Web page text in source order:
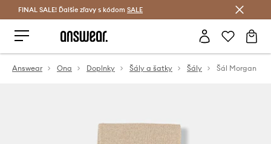
Šetrite s Answear Club >
FINAL SALE! Ďalšie zľavy s kódom SALE
Answear Ona Doplnky Šály a šatky Šály Šál Morgan